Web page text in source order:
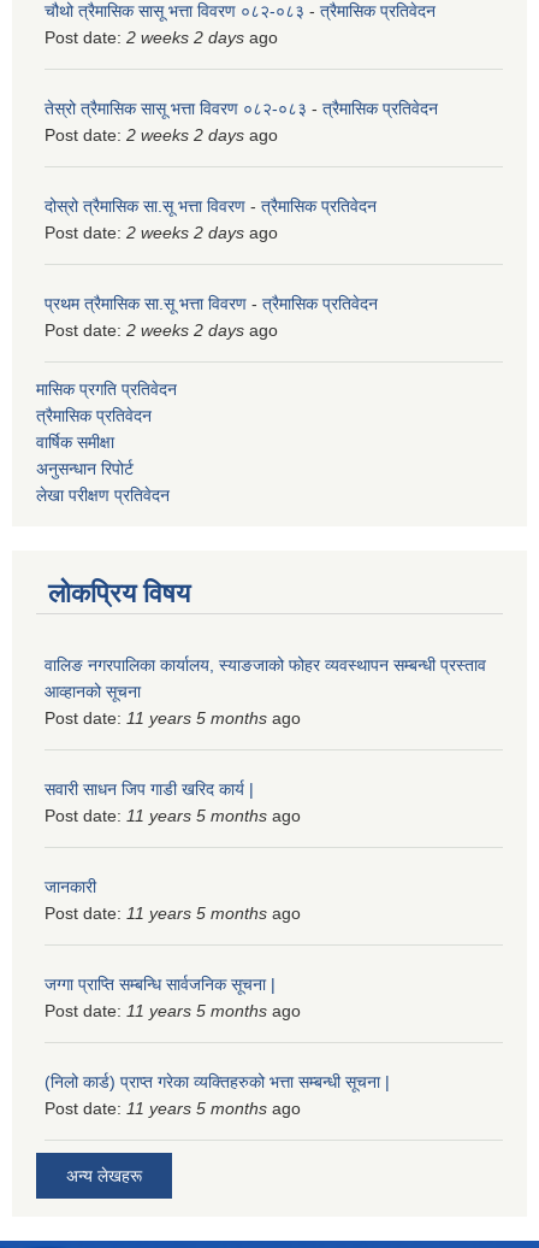
चौथो त्रैमासिक सासू भत्ता विवरण ०८२-०८३ - त्रैमासिक प्रतिवेदन
Post date: 2 weeks 2 days ago
तेस्रो त्रैमासिक सासू भत्ता विवरण ०८२-०८३ - त्रैमासिक प्रतिवेदन
Post date: 2 weeks 2 days ago
दोस्रो त्रैमासिक सा.सू भत्ता विवरण - त्रैमासिक प्रतिवेदन
Post date: 2 weeks 2 days ago
प्रथम त्रैमासिक सा.सू भत्ता विवरण - त्रैमासिक प्रतिवेदन
Post date: 2 weeks 2 days ago
मासिक प्रगति प्रतिवेदन
त्रैमासिक प्रतिवेदन
वार्षिक समीक्षा
अनुसन्धान रिपोर्ट
लेखा परीक्षण प्रतिवेदन
लोकप्रिय विषय
वालिङ नगरपालिका कार्यालय, स्याङजाको फोहर व्यवस्थापन सम्बन्धी प्रस्ताव
आव्हानको सूचना
Post date: 11 years 5 months ago
सवारी साधन जिप गाडी खरिद कार्य |
Post date: 11 years 5 months ago
जानकारी
Post date: 11 years 5 months ago
जग्गा प्राप्ति सम्बन्धि सार्वजनिक सूचना |
Post date: 11 years 5 months ago
(निलो कार्ड) प्राप्त गरेका व्यक्तिहरुको भत्ता सम्बन्धी सूचना |
Post date: 11 years 5 months ago
अन्य लेखहरू